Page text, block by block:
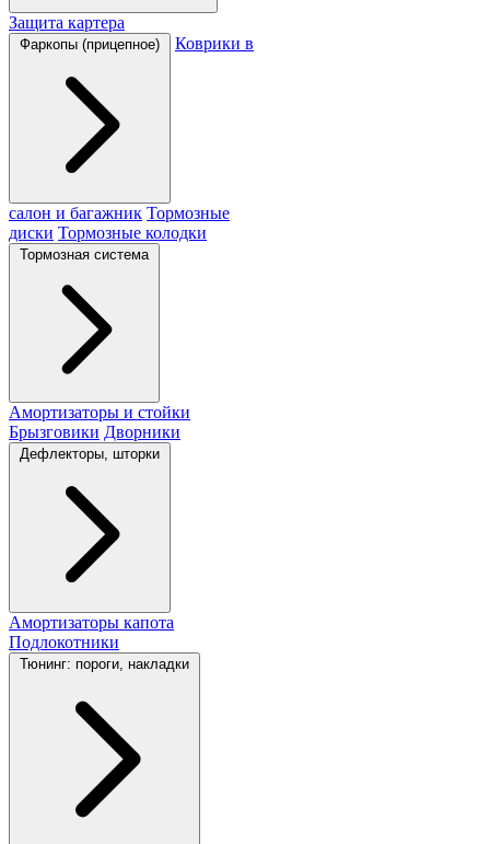
Защита картера
Фаркопы (прицепное) Коврики в
салон и багажник Тормозные
диски Тормозные колодки
Тормозная система
Амортизаторы и стойки
Брызговики Дворники
Дефлекторы, шторки
Амортизаторы капота
Подлокотники
Тюнинг: пороги, накладки